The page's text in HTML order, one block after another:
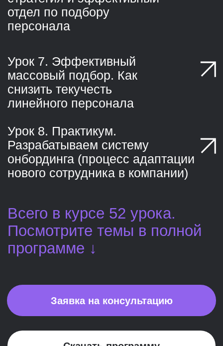
в сентябре
Получить консультацию
+2 двухдневных очных модуля
Бонус!